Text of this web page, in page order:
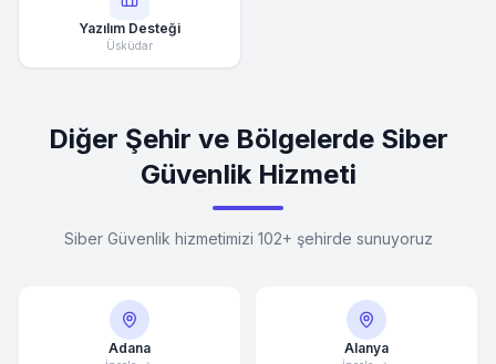
Yazılım Desteği
Üsküdar
Diğer Şehir ve Bölgelerde Siber
Güvenlik Hizmeti
Siber Güvenlik hizmetimizi 102+ şehirde sunuyoruz
Adana Alanya